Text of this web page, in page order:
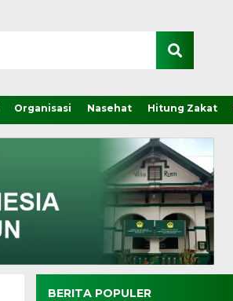
Organisasi Nasehat Hitung Zakat
BERITA POPULER